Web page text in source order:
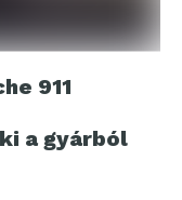
911
a gyárból